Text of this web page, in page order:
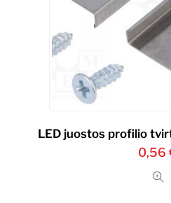
LED juostos profilio
0,56